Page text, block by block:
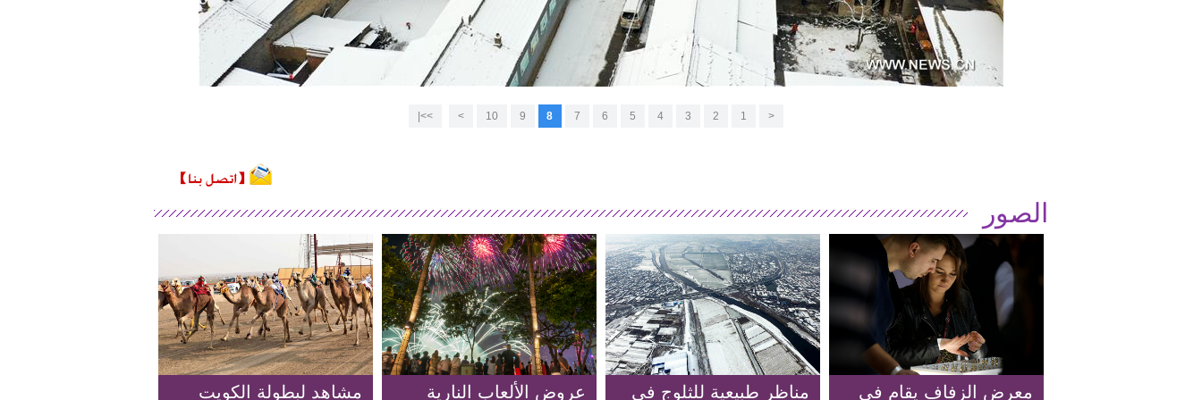
<
1
2
3
4
5
6
7
8
9
10
>
>>|
الصور
معرض الزفاف يقام في مناظر طبيعية للثلوج في عروض الألعاب النارية مشاهد لبطولة الكويت